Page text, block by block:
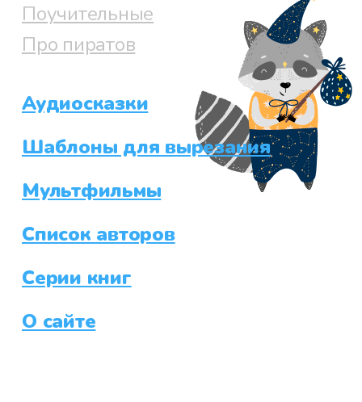
Поучительные
Про пиратов
Аудиосказки
Шаблоны для вырезания
Мультфильмы
Список авторов
Серии книг
О сайте